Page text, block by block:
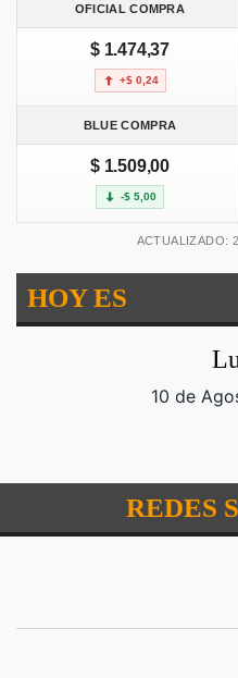
OFICIAL COMPRA
$ 1.474,37
+$ 0,24
BLUE COMPRA
$ 1.509,00
-$ 5,00
ACTUALIZADO:
HOY ES
10 de
REDES